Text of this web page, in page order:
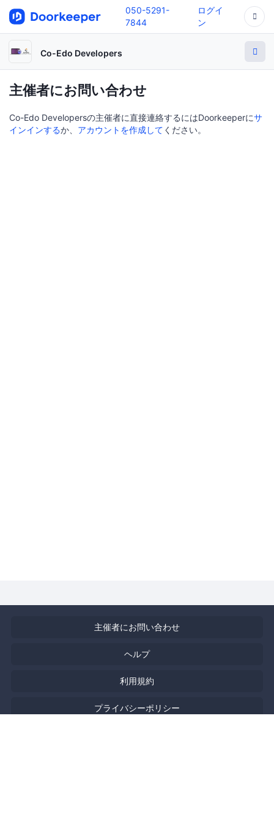
050-5291-
7844
ログイ
ン
Co-Edo Developers
主催者にお問い合わせ
Co-Edo Developersの主催者に直接連絡するにはDoorkeeperにサ
インインするか、 アカウントを作成して ください。
主催者にお問い合わせ
ヘルプ
利用規約
プライバシーポリシー